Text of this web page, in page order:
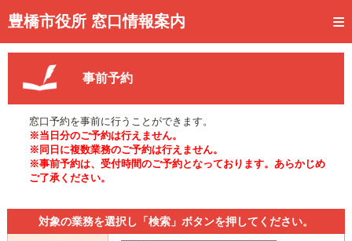
豊橋市役所 窓口情報案内
トップページ
事前予約
予約状況確認
窓口混雑状況
待ち状況確認
交付状況確認
事前予約
窓口予約を事前に行うことができます。
※当日分のご予約は行えません。
※同日に複数業務のご予約は行えません。
※事前予約は、受付時間のご予約となっております。あらかじめ
ご了承ください。
対象の業務を選択し「検索」ボタンを押してください。